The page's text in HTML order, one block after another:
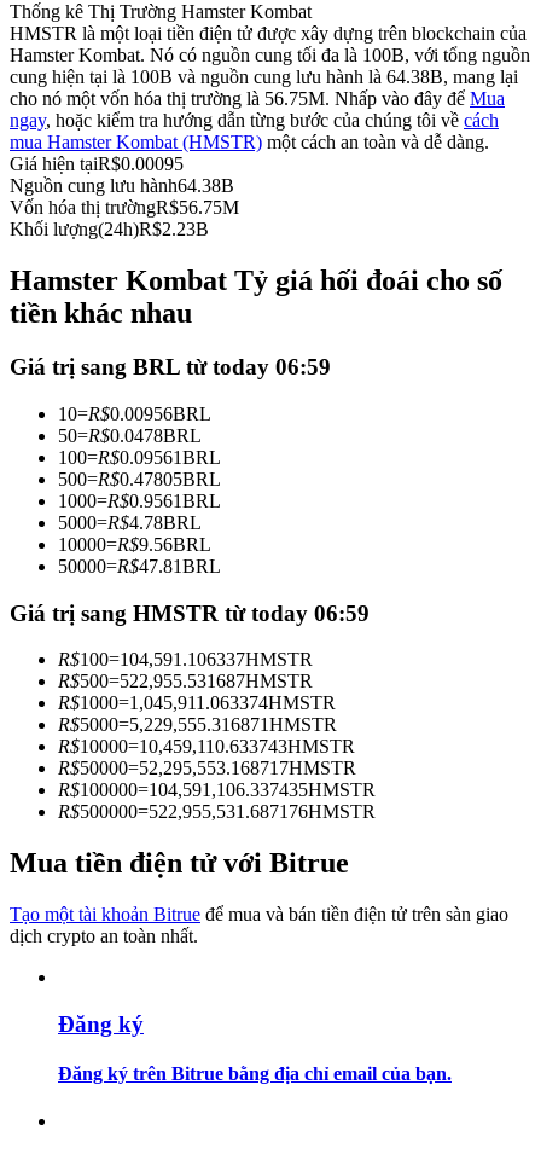
Sao chép Giao dịch
Trở thành Nhà giao dịch Sao chép
Tận hưởng chia sẻ lợi nhuận và hoa hồng giao dịch sao chép
Thông tin
Hướng dẫn
Thống kê Thị Trường Hamster Kombat
HMSTR là một loại tiền điện tử được xây dựng trên blockchain của
Hamster Kombat. Nó có nguồn cung tối đa là 100B, với tổng nguồn
cung hiện tại là 100B và nguồn cung lưu hành là 64.38B, mang lại
cho nó một vốn hóa thị trường là 56.75M. Nhấp vào đây để Mua
ngay, hoặc kiểm tra hướng dẫn từng bước của chúng tôi về cách
mua Hamster Kombat (HMSTR) một cách an toàn và dễ dàng.
Giá hiện tạiR$0.00095
Nguồn cung lưu hành64.38B
Vốn hóa thị trườngR$56.75M
Khối lượng(24h)R$2.23B
Hamster Kombat Tỷ giá hối đoái cho số
tiền khác nhau
Giá trị sang BRL từ today 06:59
10=R$0.00956BRL
50=R$0.0478BRL
100=R$0.09561BRL
500=R$0.47805BRL
1000=R$0.9561BRL
5000=R$4.78BRL
10000=R$9.56BRL
50000=R$47.81BRL
Giá trị sang HMSTR từ today 06:59
R$100=104,591.106337HMSTR
R$500=522,955.531687HMSTR
R$1000=1,045,911.063374HMSTR
R$5000=5,229,555.316871HMSTR
R$10000=10,459,110.633743HMSTR
R$50000=52,295,553.168717HMSTR
R$100000=104,591,106.337435HMSTR
R$500000=522,955,531.687176HMSTR
Mua tiền điện tử với Bitrue
Tạo một tài khoản Bitrue để mua và bán tiền điện tử trên sàn giao
dịch crypto an toàn nhất.
Đăng ký
Đăng ký trên Bitrue bằng địa chỉ email của bạn.